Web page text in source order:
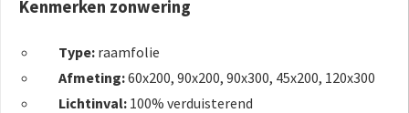
Kenmerken zonwering
Type: raamfolie
Afmeting:60x200, 90x200, 90x300, 45x200, 120x300
Lichtinval: 100% verduisterend